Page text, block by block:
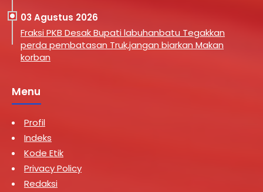
03 Agustus 2026
Fraksi PKB Desak Bupati labuhanbatu Tegakkan
perda pembatasan Truk,jangan biarkan Makan
korban
Menu
Profil
Indeks
Kode Etik
Privacy Policy
Redaksi